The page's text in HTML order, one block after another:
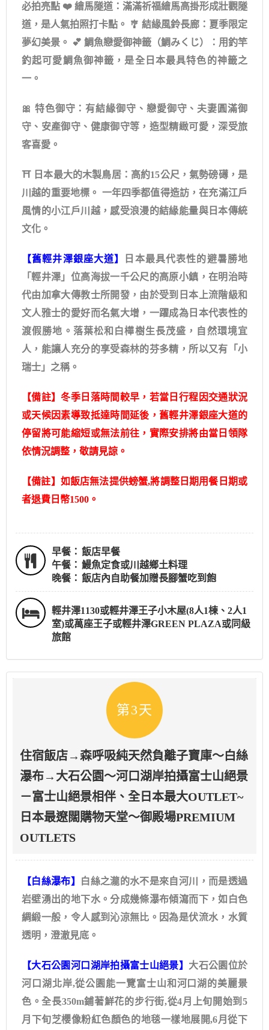
必拍亮點 ❤️ 繪馬隧道：滿滿祈福繪馬高掛形成壯觀隧
道，是人氣拍照打卡點。 🎐 結緣風鈴長廊：夏季限定
夢幻美景。 💕 鯛魚戀愛御神籤（鯛みくじ）：用釣竿
釣起可愛鯛魚御神籤，是全日本最具特色的神籤之
一。
🎀 特色御守：有結緣御守、戀愛御守、夫妻圓滿御
守、安產御守、健康御守等，造型精緻可愛，深受旅
客喜愛。
⛩️ 日本最大的木製鳥居：高約15公尺，氣勢磅礡，是
川越的重要地標。 一年四季都值得造訪，在充滿江戶
風情的小江戶川越，感受浪漫的結緣能量與日本傳統
文化。
【舊輕井澤銀座大道】
日本最具代表性的避暑勝地
「輕井澤」位高海拔一千公尺的高原小鎮，在明治時
代由加拿大傳教士所開發，由於受到日本上流階級和
文人雅士的愛好而名氣大增，一躍成為日本代表性的
渡假勝地。落葉松和白樺樹生長茂盛，自然環境宜
人，能讓人充分的享受森林的芬多精，所以又有「小
瑞士」之稱。
【備註】冬季日落時間較早，若當日行程因交通狀況
或天候因素導致抵達時間延後，舊輕井澤銀座大道的
停留將可能縮短或無法前往，實際安排將由當日領隊
依情況調整，敬請見諒。
【備註】如飯店無法提供螃蟹,將調整日期用餐日期或
者退費日幣1500。
早餐： 飯店早餐
午餐： 鰻魚定食或川越鄉土料理
晚餐： 飯店內自助餐加贈長腳蟹吃到飽
輕井澤1130或輕井澤王子小木屋(8人1棟、2人1
室)或萬座王子或輕井澤GREEN PLAZA或同級
旅館
第3天
住宿飯店→森呼吸純天然負離子寶庫～白絲
瀑布→大石公園～河口湖岸拍攝富士山絕景
－富士山絕景相伴、全日本最大OUTLET~
日本最遼闊購物天堂～御殿場PREMIUM
OUTLETS
【白絲瀑布】
白絲之瀧的水不是來自河川，而是透過
岩壁湧出的地下水。分成幾條瀑布傾瀉而下，如白色
綢緞一般，令人感到沁涼無比。因為是伏流水，水質
透明，澄澈見底。
【大石公園河口湖岸拍攝富士山絕景】 大石公園位於
河口湖北岸,從公園能一覽富士山和河口湖的美麗景
色。全長350m鋪著鮮花的步行街,從4月上旬開始到5
月下旬芝櫻像粉紅色顏色的地毯一樣地展開,6月從下